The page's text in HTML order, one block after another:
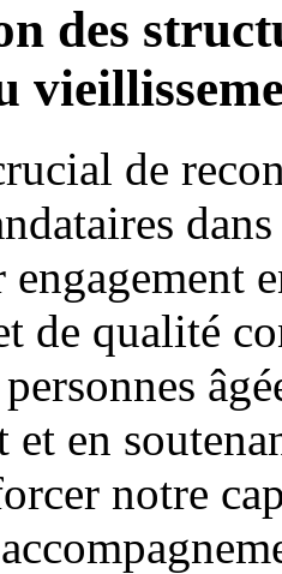
des
de
de qualité
et en
notre